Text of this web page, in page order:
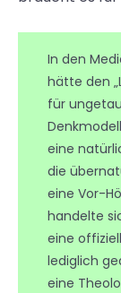
In den
hätte den
für
eine
die
eine Vor-
handelte
eine
lediglich
eine